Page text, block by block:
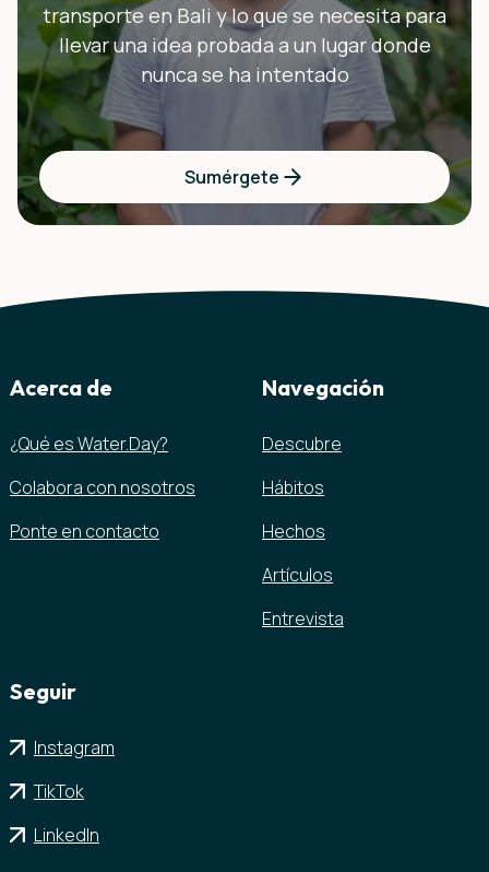
transporte en Bali y lo que se necesita para
llevar una idea probada a un lugar donde
nunca se ha intentado
Sumérgete
Acerca de
¿Qué es Water.Day?
Colabora con nosotros
Ponte en contacto
Navegación
Descubre
Hábitos
Hechos
Artículos
Entrevista
Seguir
Instagram
TikTok
LinkedIn